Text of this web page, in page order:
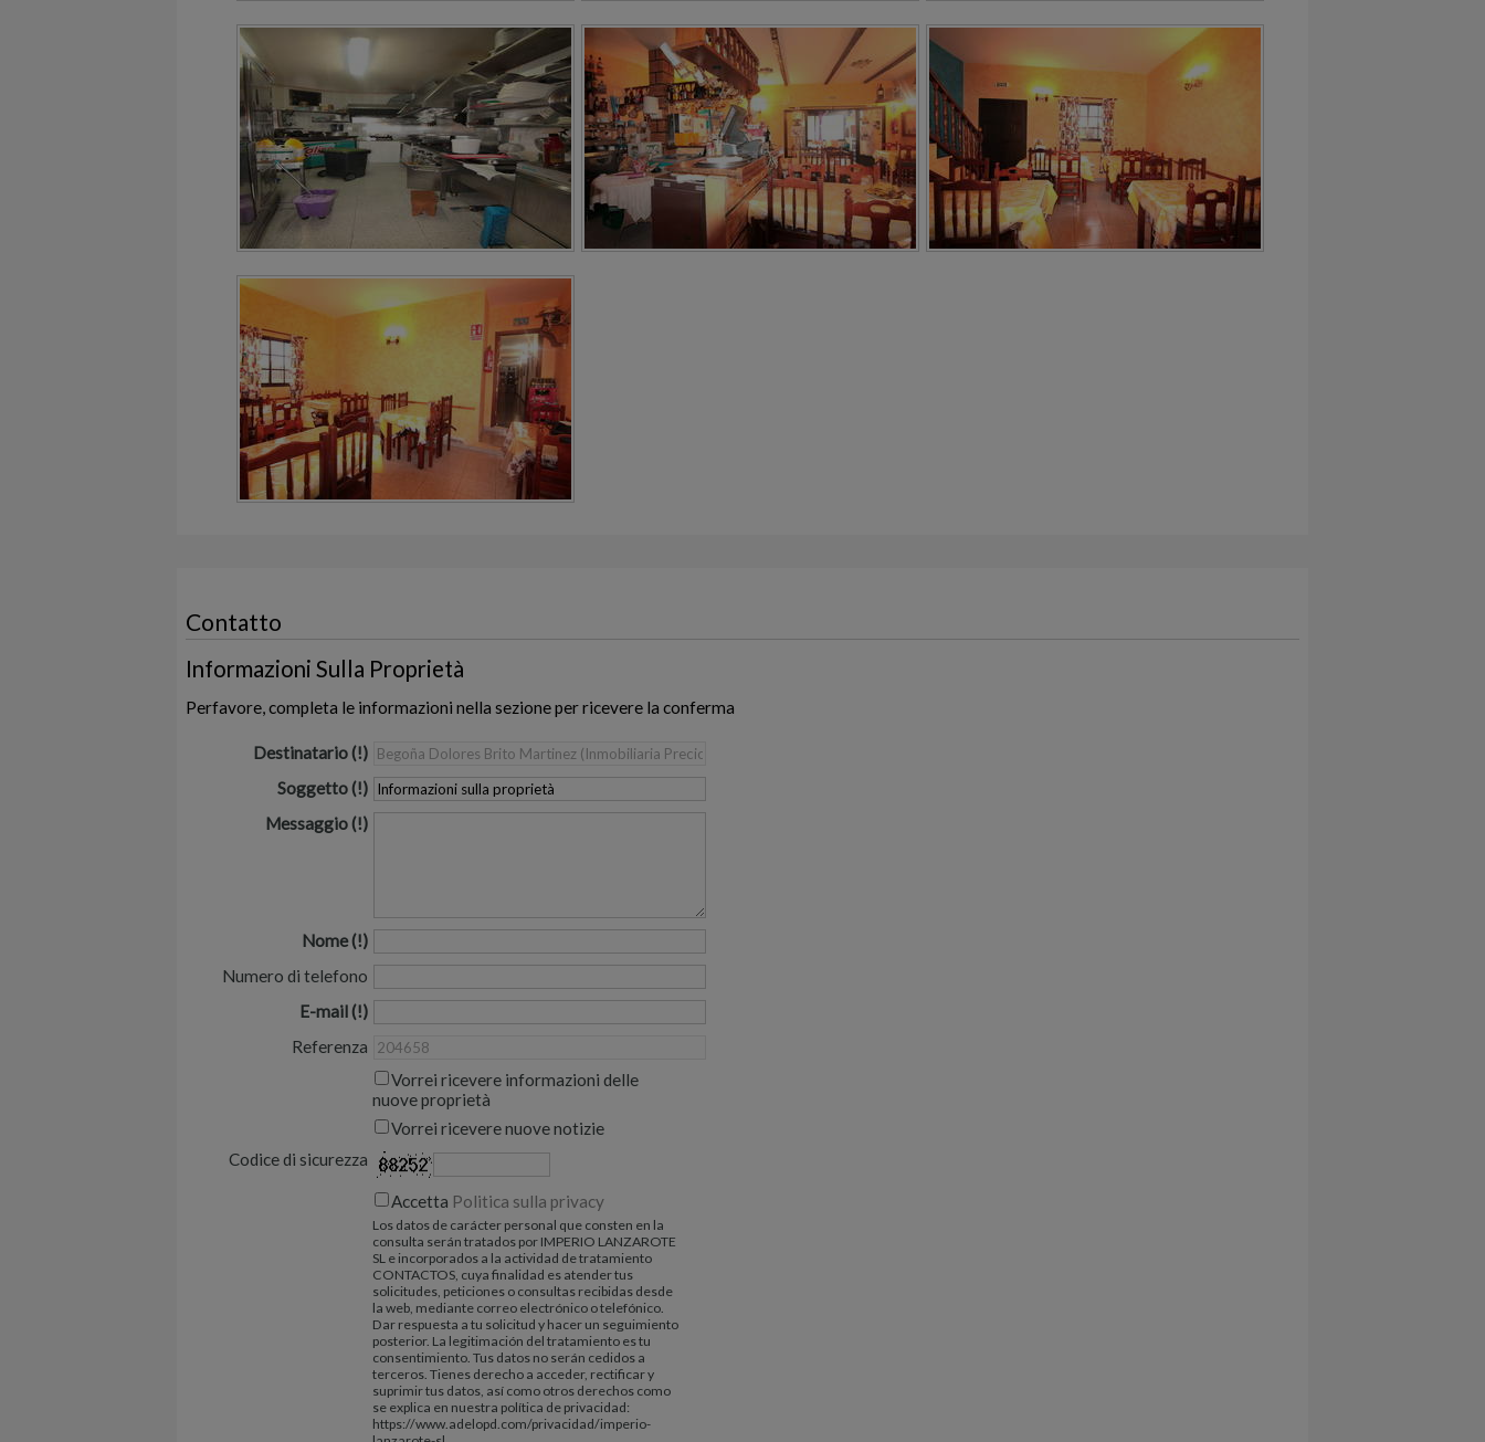
Contatto
Informazioni Sulla Proprietà
Perfavore, completa le informazioni nella sezione per ricevere la conferma
Destinatario
Soggetto
Messaggio
Nome
Numero di telefono
E-mail
Referenza
Vorrei ricevere informazioni delle
nuove proprietà
Vorrei ricevere nuove notizie
Codice di sicurezza
Accetta Politica sulla privacy
Los datos de carácter personal que consten en la
consulta serán tratados por IMPERIO LANZAROTE
SL e incorporados a la actividad de tratamiento
CONTACTOS, cuya finalidad es atender tus
solicitudes, peticiones o consultas recibidas desde
la web, mediante correo electrónico o telefónico.
Dar respuesta a tu solicitud y hacer un seguimiento
posterior. La legitimación del tratamiento es tu
consentimiento. Tus datos no serán cedidos a
terceros. Tienes derecho a acceder, rectificar y
suprimir tus datos, así como otros derechos como
se explica en nuestra política de privacidad:
https://www.adelopd.com/privacidad/imperio-